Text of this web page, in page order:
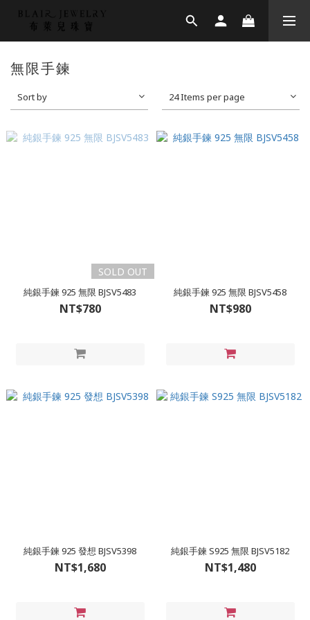
無限手鍊
Sort by 24 Items per page
SOLD OUT
純銀手鍊 925 無限 BJSV5483
NT$780
純銀手鍊 925 無限 BJSV5458
NT$980
純銀手鍊 925 發想 BJSV5398
NT$1,680
純銀手鍊 S925 無限 BJSV5182
NT$1,480